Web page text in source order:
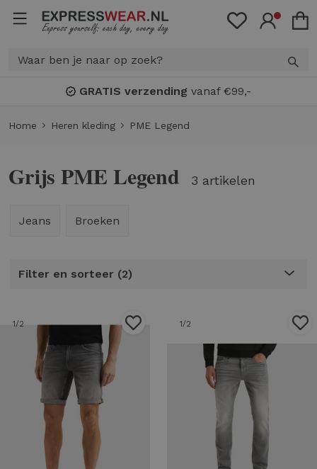
GRATIS verzending vanaf €99,-
Home Heren kleding PME Legend
Grijs PME Legend 3 artikelen
Jeans Broeken
Filter en sorteer 2
1/2 1/2